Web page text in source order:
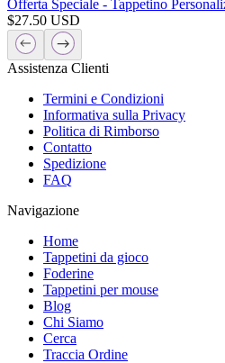
Offerta Speciale - Tappetino
$27.50 USD
Assistenza Clienti
Termini e Condizioni
Informativa sulla Privacy
Politica di Rimborso
Contatto
Spedizione
FAQ
Navigazione
Home
Tappetini da gioco
Foderine
Tappetini per mouse
Blog
Chi Siamo
Cerca
Traccia Ordine